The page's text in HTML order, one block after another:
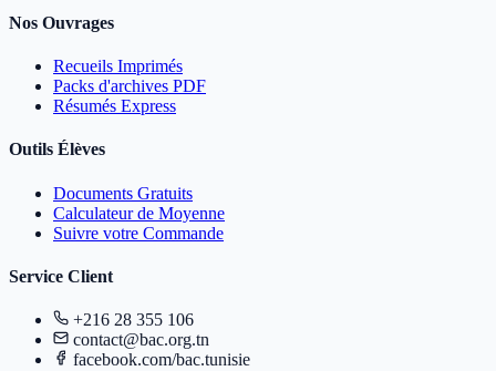
Nos Ouvrages
Recueils Imprimés
Packs d'archives PDF
Résumés Express
Outils Élèves
Documents Gratuits
Calculateur de Moyenne
Suivre votre Commande
Service Client
+216 28 355 106
contact@bac.org.tn
facebook.com/bac.tunisie